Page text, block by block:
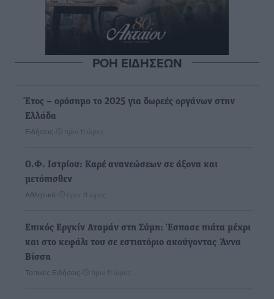
ΡΟΗ ΕΙΔΗΣΕΩΝ
Έτος – ορόσημο το 2025 για δωρεές οργάνων στην
Ελλάδα
Ειδήσεις πριν 11 ώρες
Ο.Φ. Ιστρίου: Καρέ ανανεώσεων σε άξονα και
μετόπισθεν
Αθλητικά πριν 11 ώρες
Επικός Εργκίν Αταμάν στη Σύμη: Έσπασε πιάτα μέχρι
και στο κεφάλι του σε εστιατόριο ακούγοντας Άννα
Βίσση
Τοπικές Ειδήσεις πριν 11 ώρες